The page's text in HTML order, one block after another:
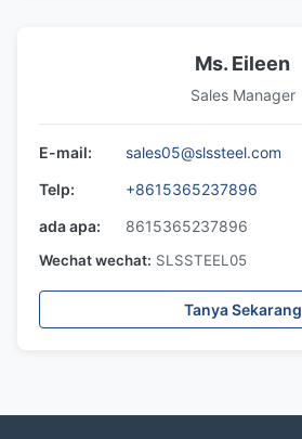
Ms. Eileen
Sales Manager
E-mail:
sales05@slssteel.com
Telp:
+8615365237896
ada apa:
8615365237896
Wechat wechat: SLSSTEEL05
Tanya Sekarang